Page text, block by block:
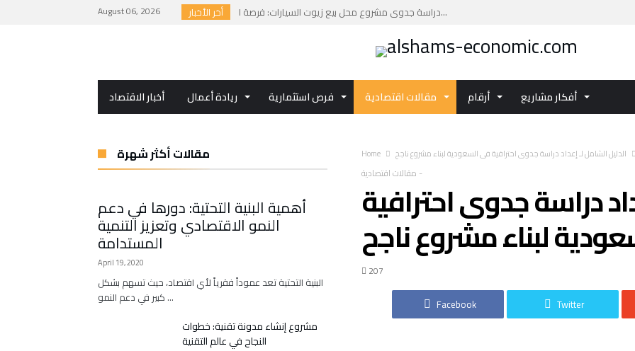
August 06, 2026 أخر الأخبار
دراسة جدوى مشروع محل بيع زيوت السيارات: فرصة ا...
دليلك العملي لإعداد دراسة جدوى مشروع مركز صحي ...
اكتشف تفاصيل الفرصة الاستثمارية دراسة جدوى مشر...
استثمر في دراسة جدوى مشروع الاستزراع السمكي با...
أخبار الاقتصاد ريادة أعمال فرص استثمارية مقالات اقتصادية أرقام أفكار مشاريع
Home الدليل الشامل لـ إعداد دراسة جدوى احترافية في السعودية لبناء مشروع ناجح
مقالات اقتصادية -
دراسة جدوى احترافية
لبناء مشروع ناجح
207
Facebook Twitter
مقالات أكثر شهرة
أهمية البنية التحتية: دورها في دعم
النمو الاقتصادي وتعزيز التنمية
المستدامة
April 19, 2020
البنية التحتية تعد عموداً فقرياً لأي اقتصاد، حيث تسهم بشكل
كبير في دعم النمو …
مشروع إنشاء مدونة تقنية: خطوات
النجاح في عالم التقنية